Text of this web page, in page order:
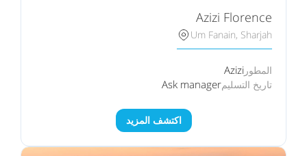
Azizi Florence
Um Fanain, Sharjah
المطور Azizi
تاريخ التسليمAsk manager
اكتشف المزيد